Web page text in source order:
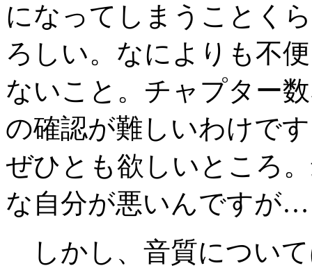
になってしまうことく
ろしい。なによりも不
ないこと。チャプター
の確認が難しいわけで
ぜひとも欲しいところ
な自分が悪いんですが
しかし、音質につい